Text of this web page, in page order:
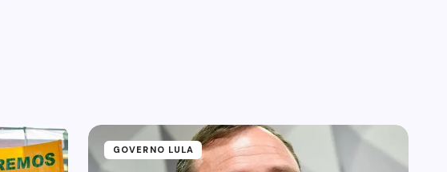
GOVERNO LULA